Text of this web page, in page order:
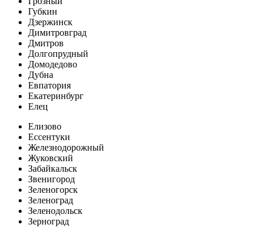
Губкин
Дзержинск
Димитровград
Дмитров
Долгопрудный
Домодедово
Дубна
Евпатория
Екатеринбург
Елец
Елизово
Ессентуки
Железнодорожный
Жуковский
Забайкальск
Звенигород
Зеленогорск
Зеленоград
Зеленодольск
Зерноград